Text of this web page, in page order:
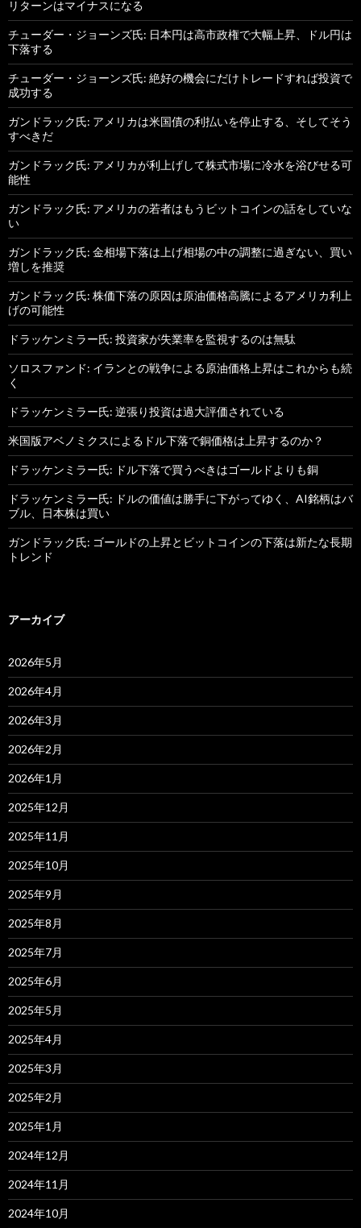
リターンはマイナスになる
チューダー・ジョーンズ氏: 日本円は高市政権で大幅上昇、ドル円は
下落する
チューダー・ジョーンズ氏: 絶好の機会にだけトレードすれば投資で
成功する
ガンドラック氏: アメリカは米国債の利払いを停止する、そしてそう
すべきだ
ガンドラック氏: アメリカが利上げして株式市場に冷水を浴びせる可
能性
ガンドラック氏: アメリカの若者はもうビットコインの話をしていな
い
ガンドラック氏: 金相場下落は上げ相場の中の調整に過ぎない、買い
増しを推奨
ガンドラック氏: 株価下落の原因は原油価格高騰によるアメリカ利上
げの可能性
ドラッケンミラー氏: 投資家が失業率を監視するのは無駄
ソロスファンド: イランとの戦争による原油価格上昇はこれからも続
く
ドラッケンミラー氏: 逆張り投資は過大評価されている
米国版アベノミクスによるドル下落で銅価格は上昇するのか？
ドラッケンミラー氏: ドル下落で買うべきはゴールドよりも銅
ドラッケンミラー氏: ドルの価値は勝手に下がってゆく、AI銘柄はバ
ブル、日本株は買い
ガンドラック氏: ゴールドの上昇とビットコインの下落は新たな長期
トレンド
アーカイブ
2026年5月
2026年4月
2026年3月
2026年2月
2026年1月
2025年12月
2025年11月
2025年10月
2025年9月
2025年8月
2025年7月
2025年6月
2025年5月
2025年4月
2025年3月
2025年2月
2025年1月
2024年12月
2024年11月
2024年10月